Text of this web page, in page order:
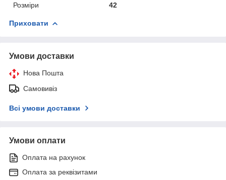
Розміри
42
Приховати
Умови доставки
Нова Пошта
Самовивіз
Всі умови доставки
Умови оплати
Оплата на рахунок
Оплата за реквізитами